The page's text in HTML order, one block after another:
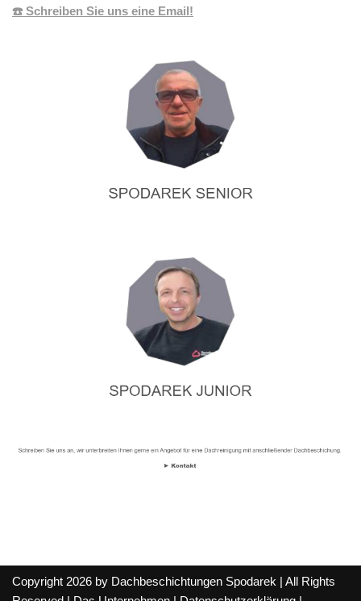
☎️ Schreiben Sie uns eine Email!
Copyright 2026 by Dachbeschichtungen Spodarek | All Rights